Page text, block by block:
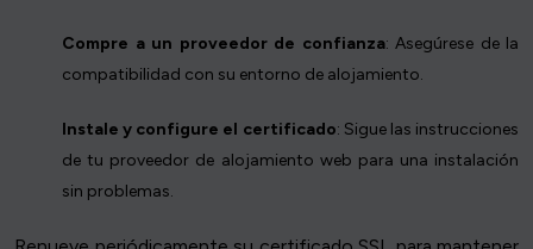
Compre a un proveedor de confianza: Asegúrese de la
compatibilidad con su entorno de alojamiento.
Instale y configure el certificado: Sigue las instrucciones
de tu proveedor de alojamiento web para una instalación
sin problemas.